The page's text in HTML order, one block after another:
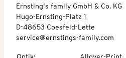
Ernsting's family GmbH & Co. KG
Hugo-Ernsting-Platz 1
D-48653 Coesfeld-Lette
service@ernstings-family.com